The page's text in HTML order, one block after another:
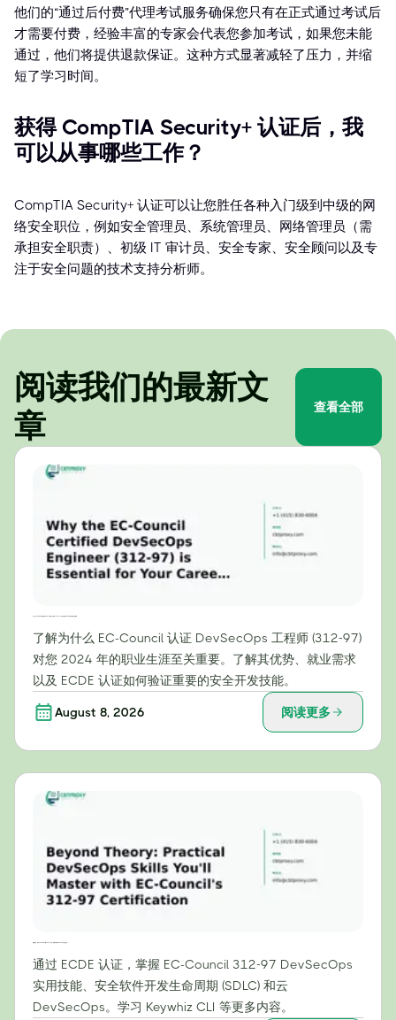
他们的“通过后付费”代理考试服务确保您只有在正式通过考试后
才需要付费，经验丰富的专家会代表您参加考试，如果您未能
通过，他们将提供退款保证。这种方式显著减轻了压力，并缩
短了学习时间。
获得 CompTIA Security+ 认证后，我
可以从事哪些工作？
CompTIA Security+ 认证可以让您胜任各种入门级到中级的网
络安全职位，例如安全管理员、系统管理员、网络管理员（需
承担安全职责）、初级 IT 审计员、安全专家、安全顾问以及专
注于安全问题的技术支持分析师。
阅读我们的最新文
章
查看全部
了解为什么 EC-Council 认证 DevSecOps 工程师 (312-97)
对您 2024 年的职业生涯至关重要。了解其优势、就业需求
以及 ECDE 认证如何验证重要的安全开发技能。
August 8, 2026 阅读更多
通过 ECDE 认证，掌握 EC-Council 312-97 DevSecOps
实用技能、安全软件开发生命周期 (SDLC) 和云
DevSecOps。学习 Keywhiz CLI 等更多内容。